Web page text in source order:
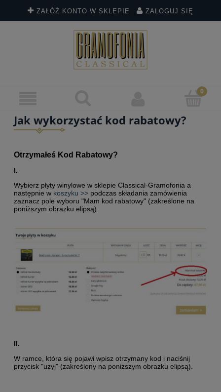
ZAŁÓŻ KONTO W SKLEPIE ZALOGUJ SIĘ
Jak wykorzystać kod rabatowy?
Otrzymałeś Kod Rabatowy?
I.
Wybierz płyty winylowe w sklepie Classical-Gramofonia a
następnie w koszyku >> podczas składania zamówienia
zaznacz pole wyboru "Mam kod rabatowy" (zakreślone na
poniższym obrazku elipsą).
II.
W ramce, która się pojawi wpisz otrzymany kod i naciśnij
przycisk "użyj" (zakreślony na poniższym obrazku elipsą).